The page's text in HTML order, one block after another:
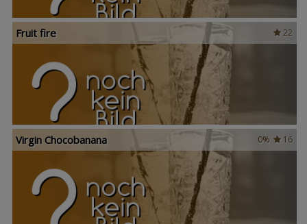
22
Fruit fire
16
0%
Virgin Chocobanana